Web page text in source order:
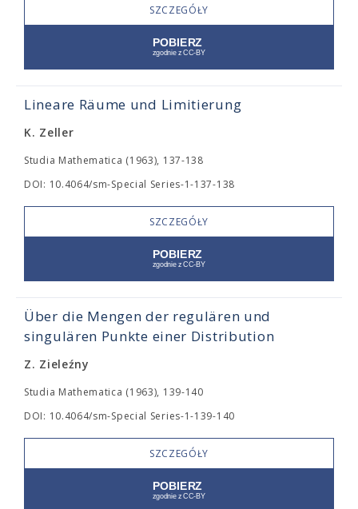
SZCZEGÓŁY
Lineare Räume und Limitierung
K. Zeller
Studia Mathematica (1963), 137-138
DOI: 10.4064/sm-Special Series-1-137-138
SZCZEGÓŁY
Über die Mengen der regulären und
singulären Punkte einer Distribution
Z. Zieleźny
Studia Mathematica (1963), 139-140
DOI: 10.4064/sm-Special Series-1-139-140
SZCZEGÓŁY